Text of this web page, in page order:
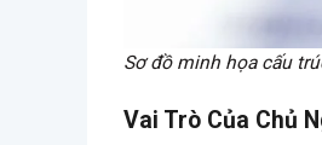
Sơ đồ minh họa cấu
Vai Trò Của Chủ